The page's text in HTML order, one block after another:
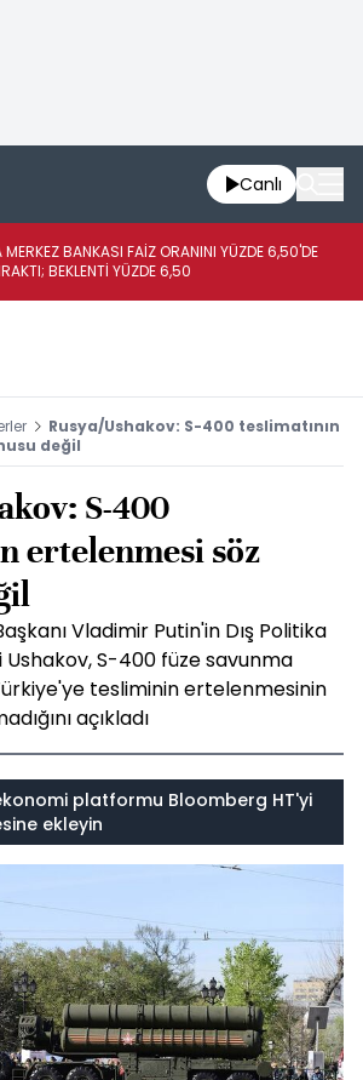
Canlı
MERKEZ BANKASI FAİZ ORANINI YÜZDE 6,50'DE
BEKLENTİ YÜZDE 6,50
Rusya/Ushakov: S-400 teslimatının
değil
S-400
ertelenmesi söz
Vladimir Putin'in Dış Politika
Ushakov, S-400 füze savunma
tesliminin ertelenmesinin
açıkladı
platformu Bloomberg HT'yi
ekleyin